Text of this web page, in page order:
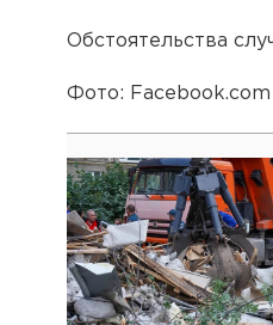
Обстоятельства
Фото: